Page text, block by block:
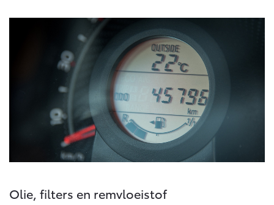
Olie, filters en remvloeistof